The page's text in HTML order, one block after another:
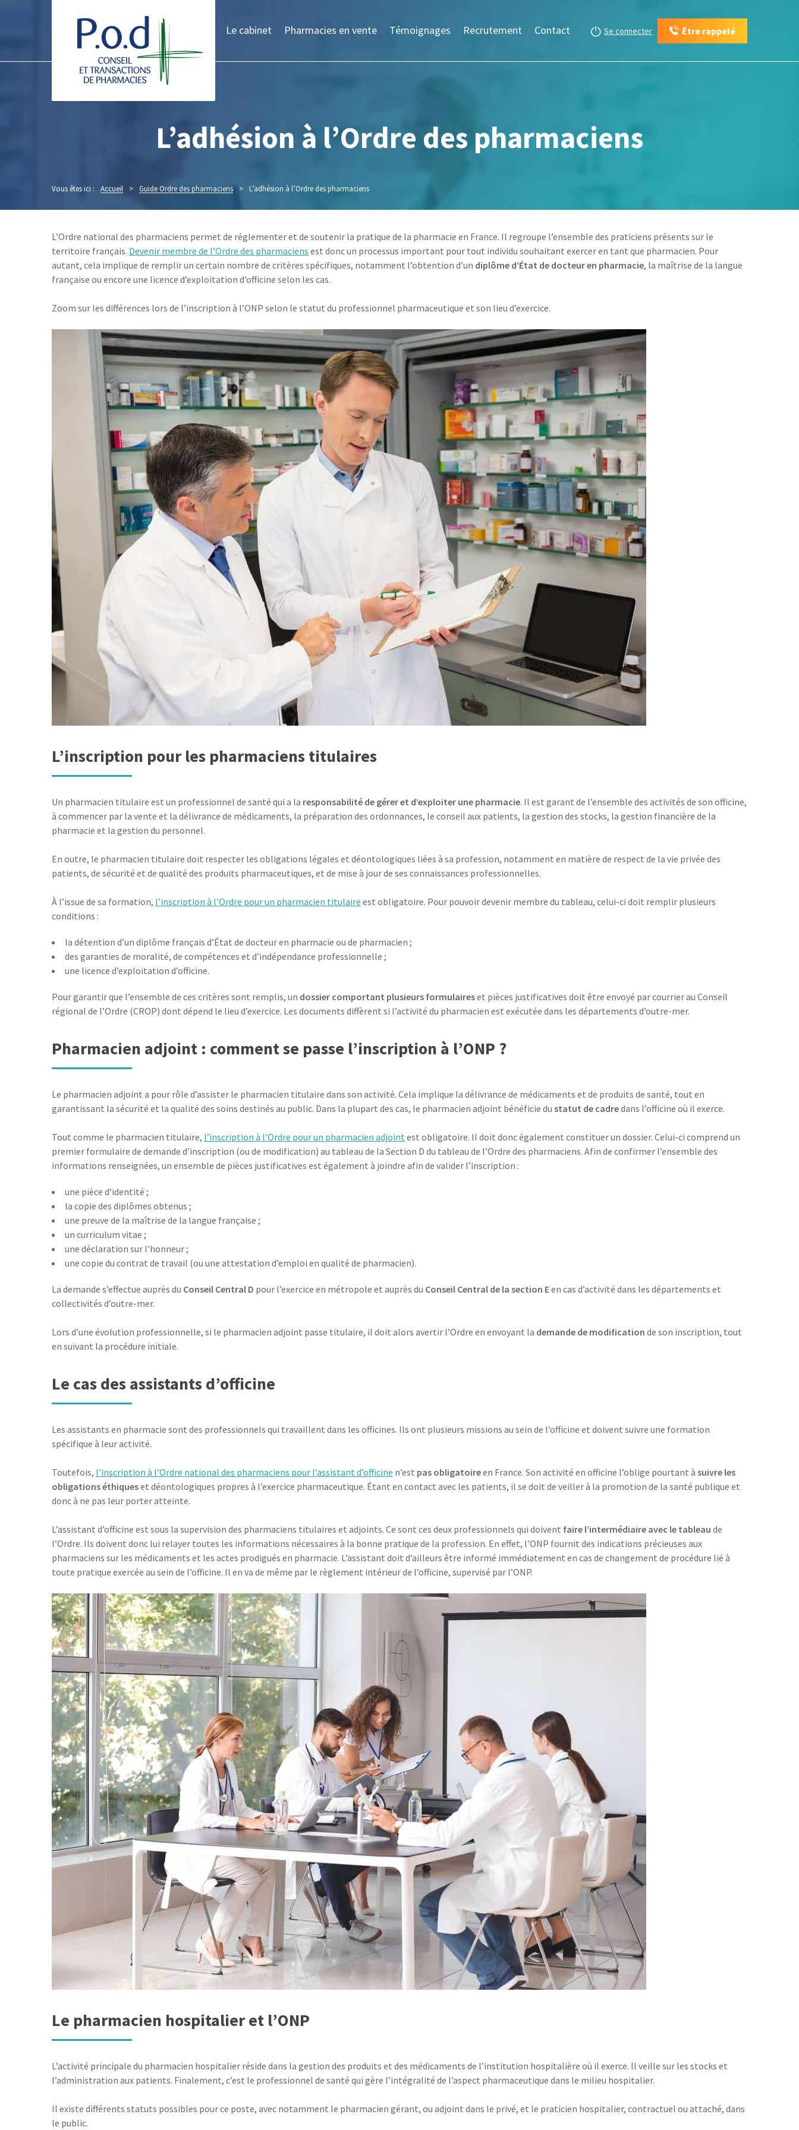
Le cabinet Pharmacies en vente Témoignages Recrutement Contact Se connecter Être rappelé
L’adhésion à l’Ordre des pharmaciens
Vous êtes ici : Accueil > Guide Ordre des pharmaciens > L’adhésion à l’Ordre des pharmaciens
L’Ordre national des pharmaciens permet de réglementer et de soutenir la pratique de la pharmacie en France. Il regroupe l’ensemble des praticiens présents sur le
territoire français. Devenir membre de l’Ordre des pharmaciens est donc un processus important pour tout individu souhaitant exercer en tant que pharmacien. Pour
autant, cela implique de remplir un certain nombre de critères spécifiques, notamment l’obtention d’un diplôme d’État de docteur en pharmacie, la maîtrise de la langue
française ou encore une licence d’exploitation d’officine selon les cas.
Zoom sur les différences lors de l’inscription à l’ONP selon le statut du professionnel pharmaceutique et son lieu d’exercice.
L’inscription pour les pharmaciens titulaires
Un pharmacien titulaire est un professionnel de santé qui a la responsabilité de gérer et d’exploiter une pharmacie. Il est garant de l’ensemble des activités de son officine,
à commencer par la vente et la délivrance de médicaments, la préparation des ordonnances, le conseil aux patients, la gestion des stocks, la gestion financière de la
pharmacie et la gestion du personnel.
En outre, le pharmacien titulaire doit respecter les obligations légales et déontologiques liées à sa profession, notamment en matière de respect de la vie privée des
patients, de sécurité et de qualité des produits pharmaceutiques, et de mise à jour de ses connaissances professionnelles.
À l’issue de sa formation, l’inscription à l’Ordre pour un pharmacien titulaire est obligatoire. Pour pouvoir devenir membre du tableau, celui-ci doit remplir plusieurs
conditions :
la détention d’un diplôme français d’État de docteur en pharmacie ou de pharmacien ;
des garanties de moralité, de compétences et d’indépendance professionnelle ;
une licence d’exploitation d’officine.
Pour garantir que l’ensemble de ces critères sont remplis, un dossier comportant plusieurs formulaireset pièces justificatives doit être envoyé par courrier au Conseil
régional de l’Ordre (CROP) dont dépend le lieu d’exercice. Les documents diffèrent si l’activité du pharmacien est exécutée dans les départements d’outre-mer.
Pharmacien adjoint : comment se passe l’inscription à l’ONP ?
Le pharmacien adjoint a pour rôle d’assister le pharmacien titulaire dans son activité. Cela implique la délivrance de médicaments et de produits de santé, tout en
garantissant la sécurité et la qualité des soins destinés au public. Dans la plupart des cas, le pharmacien adjoint bénéficie du statut de cadredans l’officine où il exerce.
Tout comme le pharmacien titulaire, l’inscription à l’Ordre pour un pharmacien adjointest obligatoire. Il doit donc également constituer un dossier. Celui-ci comprend un
premier formulaire de demande d’inscription (ou de modification) au tableau de la Section D du tableau de l’Ordre des pharmaciens. Afin de confirmer l’ensemble des
informations renseignées, un ensemble de pièces justificatives est également à joindre afin de valider l’inscription :
une pièce d’identité ;
la copie des diplômes obtenus ;
une preuve de la maîtrise de la langue française ;
un curriculum vitae ;
une déclaration sur l’honneur ;
une copie du contrat de travail (ou une attestation d’emploi en qualité de pharmacien).
La demande s’effectue auprès du Conseil Central D pour l’exercice en métropole et auprès du Conseil Central de la section Een cas d’activité dans les départements et
collectivités d’outre-mer.
Lors d’une évolution professionnelle, si le pharmacien adjoint passe titulaire, il doit alors avertir l’Ordre en envoyant la demande de modification de son inscription, tout
en suivant la procédure initiale.
Le cas des assistants d’officine
Les assistants en pharmacie sont des professionnels qui travaillent dans les officines. Ils ont plusieurs missions au sein de l’officine et doivent suivre une formation
spécifique à leur activité.
Toutefois, l’inscription à l’Ordre national des pharmaciens pour l’assistant d’officine n’est pas obligatoireen France. Son activité en officine l’oblige pourtant à suivre les
obligations éthiqueset déontologiques propres à l’exercice pharmaceutique. Étant en contact avec les patients, il se doit de veiller à la promotion de la santé publique et
donc à ne pas leur porter atteinte.
L’assistant d’officine est sous la supervision des pharmaciens titulaires et adjoints. Ce sont ces deux professionnels qui doivent faire l’intermédiaire avec le tableau de
l’Ordre. Ils doivent donc lui relayer toutes les informations nécessaires à la bonne pratique de la profession. En effet, l’ONP fournit des indications précieuses aux
pharmaciens sur les médicaments et les actes prodigués en pharmacie. L’assistant doit d’ailleurs être informé immédiatement en cas de changement de procédure lié à
toute pratique exercée au sein de l’officine. Il en va de même par le règlement intérieur de l’officine, supervisé par l’ONP.
Le pharmacien hospitalier et l’ONP
L’activité principale du pharmacien hospitalier réside dans la gestion des produits et des médicaments de l’institution hospitalière où il exerce. Il veille sur les stocks et
l’administration aux patients. Finalement, c’est le professionnel de santé qui gère l’intégralité de l’aspect pharmaceutique dans le milieu hospitalier.
Il existe différents statuts possibles pour ce poste, avec notamment le pharmacien gérant, ou adjoint dans le privé, et le praticien hospitalier, contractuel ou attaché, dans
le public.